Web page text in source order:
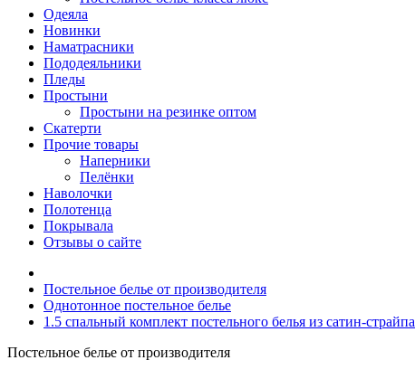
Одеяла
Новинки
Наматрасники
Пододеяльники
Пледы
Простыни
Простыни на резинке оптом
Скатерти
Прочие товары
Наперники
Пелёнки
Наволочки
Полотенца
Покрывала
Отзывы о сайте
Постельное белье от производителя
Однотонное постельное белье
1.5 спальный комплект постельного белья из сатин-страйпа
Постельное белье от производителя